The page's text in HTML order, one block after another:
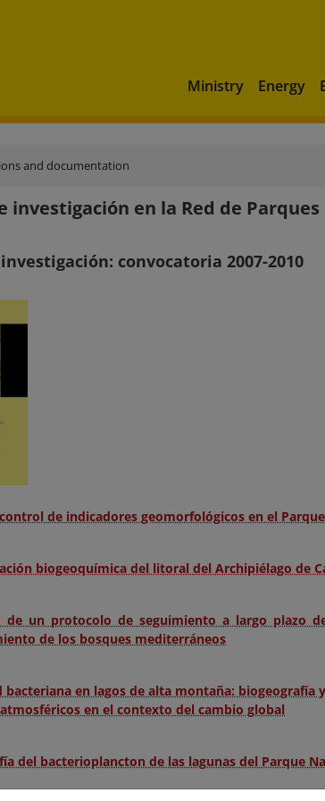
Ministry Energy
and documentation
investigación en la Red de
convocatoria 2007-2010
de indicadores geomorfológicos en el
biogeoquímica del litoral del Archipiélago de
de un protocolo de seguimiento a largo plazo
de los bosques mediterráneos
bacteriana en lagos de alta montaña: biogeografía
en el contexto del cambio global
del bacterioplancton de las lagunas del Parque